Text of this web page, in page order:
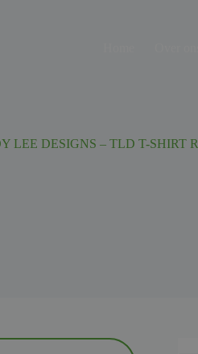
LEE DESIGNS – TLD T-SHIRT